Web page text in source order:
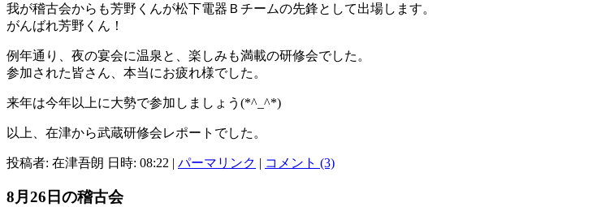
我が稽古会からも芳野くんが松下電器Ｂチームの先鋒として出場します。
がんばれ芳野くん！
例年通り、夜の宴会に温泉と、楽しみも満載の研修会でした。
参加された皆さん、本当にお疲れ様でした。
来年は今年以上に大勢で参加しましょう(*^_^*)
以上、在津から武蔵研修会レポートでした。
投稿者: 在津吾朗 日時: 08:22 | パーマリンク | コメント (3)
8月26日の稽古会